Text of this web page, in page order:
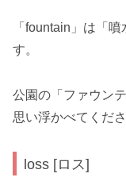
「fountain」は「
す。
公園の「ファウン
思い浮かべてくださ
loss [ロス]